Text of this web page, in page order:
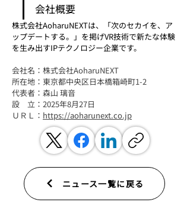
会社概要
株式会社AoharuNEXTは、「次のセカイを、ア
ップデートする。」を掲げVR技術で新たな体験
を生み出すIPテクノロジー企業です。
会社名：株式会社AoharuNEXT
所在地：東京都中央区日本橋箱崎町1-2
代表者：森山 璃音
設　立：2025年8月27日
ＵＲＬ： https://aoharunext.co.jp
ニュース一覧に戻る